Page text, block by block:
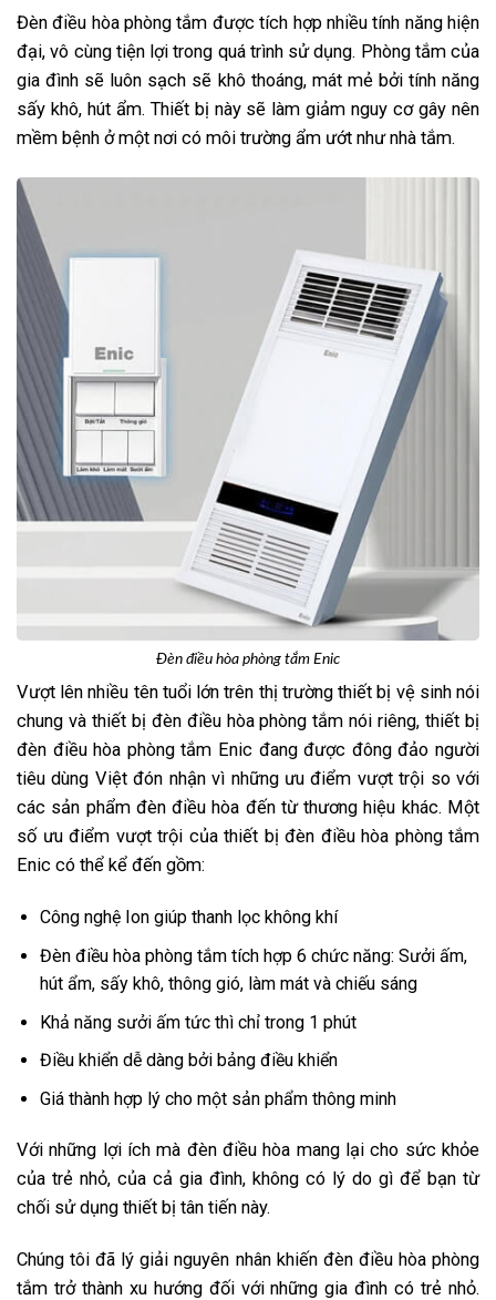
Đèn điều hòa phòng tắm được tích hợp nhiều tính năng hiện
đại, vô cùng tiện lợi trong quá trình sử dụng. Phòng tắm của
gia đình sẽ luôn sạch sẽ khô thoáng, mát mẻ bởi tính năng
sấy khô, hút ẩm. Thiết bị này sẽ làm giảm nguy cơ gây nên
mềm bệnh ở một nơi có môi trường ẩm ướt như nhà tắm.
Đèn điều hòa phòng tắm Enic
Vượt lên nhiều tên tuổi lớn trên thị trường thiết bị vệ sinh nói
chung và thiết bị đèn điều hòa phòng tắm nói riêng, thiết bị
đèn điều hòa phòng tắm Enic đang được đông đảo người
tiêu dùng Việt đón nhận vì những ưu điểm vượt trội so với
các sản phẩm đèn điều hòa đến từ thương hiệu khác. Một
số ưu điểm vượt trội của thiết bị đèn điều hòa phòng tắm
Enic có thể kể đến gồm:
Công nghệ Ion giúp thanh lọc không khí
Đèn điều hòa phòng tắm tích hợp 6 chức năng: Sưởi ấm,
hút ẩm, sấy khô, thông gió, làm mát và chiếu sáng
Khả năng sưởi ấm tức thì chỉ trong 1 phút
Điều khiển dễ dàng bởi bảng điều khiển
Giá thành hợp lý cho một sản phẩm thông minh
Với những lợi ích mà đèn điều hòa mang lại cho sức khỏe
của trẻ nhỏ, của cả gia đình, không có lý do gì để bạn từ
chối sử dụng thiết bị tân tiến này.
Chúng tôi đã lý giải nguyên nhân khiến đèn điều hòa phòng
tắm trở thành xu hướng đối với những gia đình có trẻ nhỏ.